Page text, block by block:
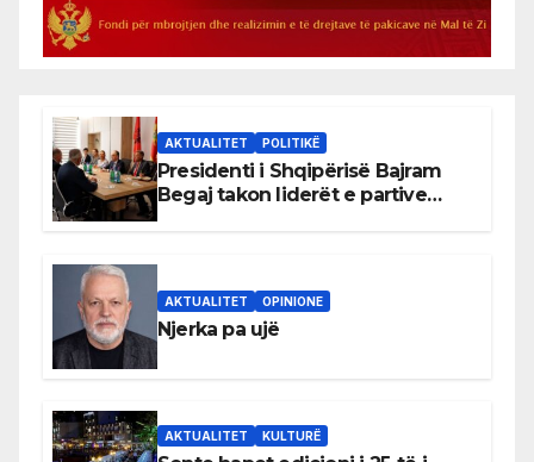
AKTUALITET POLITIKË
Presidenti i Shqipërisë Bajram
Begaj takon liderët e partive
AKTUALITET OPINIONE
Njerka pa ujë
AKTUALITET KULTURË